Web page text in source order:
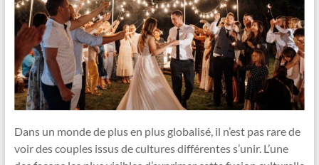
Dans un monde de plus en plus globalisé, il n’est pas rare de
voir des couples issus de cultures différentes s’unir. L’une